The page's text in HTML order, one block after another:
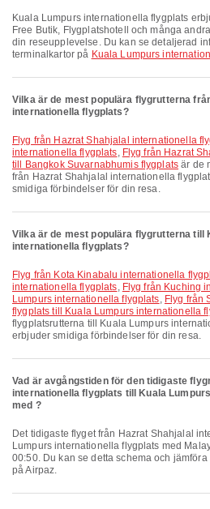
Kuala Lumpurs internationella flygplats erbjuder Klinik och Apotek, Duty
Free Butik, Flygplatshotell och många
din reseupplevelse. Du kan se detaljerad
terminalkartor på Kuala Lumpurs
Vilka är de mest populära flygrutterna
internationella flygplats?
Flyg från Hazrat Shahjalal internationella flygplats till Hamads
internationella flygplats, Flyg från Hazrat
till Bangkok Suvarnabhumis flygplats är de
från Hazrat Shahjalal internationella
smidiga förbindelser för din resa.
Vilka är de mest populära flygrutterna till
internationella flygplats?
Flyg från Kota Kinabalu internationella flygplats till Kuala Lumpurs
internationella flygplats, Flyg från Kuching
Lumpurs internationella flygplats, Flyg från
flygplats till Kuala Lumpurs internationella
flygplatsrutterna till Kuala Lumpurs
erbjuder smidiga förbindelser för din resa.
Vad är avgångstiden för den tidigaste
internationella flygplats till Kuala
med ?
Det tidigaste flyget från Hazrat Shahjalal internationella flygplats till Kuala
Lumpurs internationella flygplats med
00:50. Du kan se detta schema och
på Airpaz.